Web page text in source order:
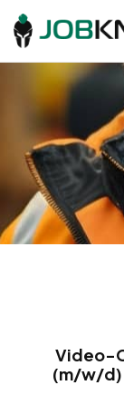
Video-
(m/w/d)